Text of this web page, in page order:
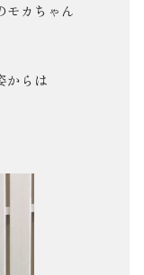
モカちゃん
からは